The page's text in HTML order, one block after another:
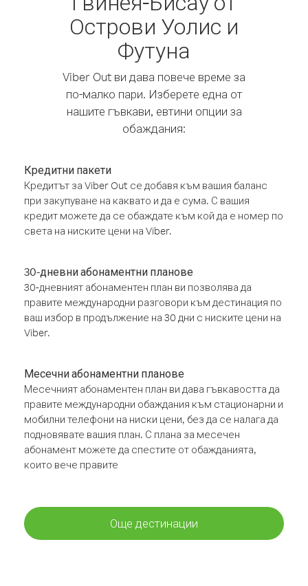
Острови Уолис и
Футуна
Viber Out ви дава повече време за
по-малко пари. Изберете една от
нашите гъвкави, евтини опции за
обаждания:
Кредитни пакети
Кредитът за Viber Out се добавя към вашия баланс
при закупуване на каквато и да е сума. С вашия
кредит можете да се обаждате към кой да е номер по
света на ниските цени на Viber.
30-дневни абонаментни планове
30-дневният абонаментен план ви позволява да
правите международни разговори към дестинация по
ваш избор в продължение на 30 дни с ниските цени на
Viber.
Месечни абонаментни планове
Месечният абонаментен план ви дава гъвкавостта да
правите международни обаждания към стационарни и
мобилни телефони на ниски цени, без да се налага да
подновявате вашия план. С плана за месечен
абонамент можете да спестите от обажданията,
които вече правите
Още дестинации